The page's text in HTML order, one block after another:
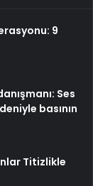
9
Ses
basının
Titizlikle